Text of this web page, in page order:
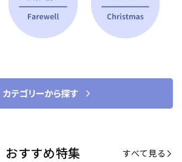
すすめ特集 すべて見る